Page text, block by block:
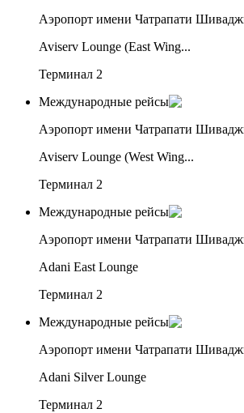
Аэропорт имени Чатрапати
Aviserv Lounge (East Wing...
Терминал 2
Международные рейсы
Аэропорт имени Чатрапати
Aviserv Lounge (West Wing...
Терминал 2
Международные рейсы
Аэропорт имени Чатрапати
Adani East Lounge
Терминал 2
Международные рейсы
Аэропорт имени Чатрапати
Adani Silver Lounge
Терминал 2